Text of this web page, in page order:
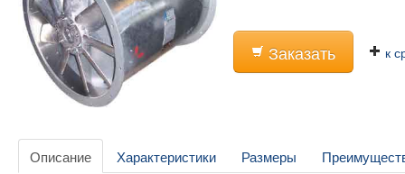
Заказать к
Описание Характеристики Размеры